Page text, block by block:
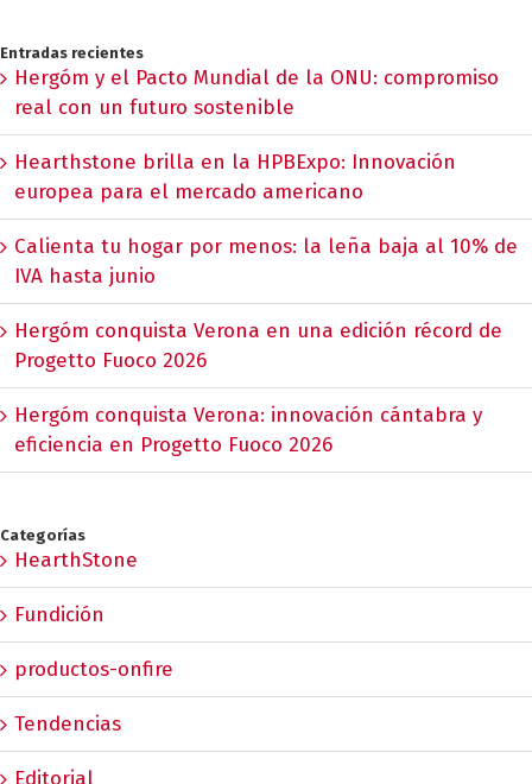
Entradas recientes
Hergóm y el Pacto Mundial de la ONU: compromiso
real con un futuro sostenible
Hearthstone brilla en la HPBExpo: Innovación
europea para el mercado americano
Calienta tu hogar por menos: la leña baja al 10% de
IVA hasta junio
Hergóm conquista Verona en una edición récord de
Progetto Fuoco 2026
Hergóm conquista Verona: innovación cántabra y
eficiencia en Progetto Fuoco 2026
Categorías
HearthStone
Fundición
productos-onfire
Tendencias
Editorial